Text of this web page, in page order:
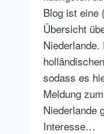
Blog ist eine
Übersicht
sodass es
Meldung
Niederlande
Interesse…